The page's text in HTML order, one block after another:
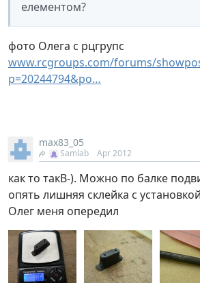
елементом?
фото Олега с рцгрупс
www.rcgroups.com/forums/
p=20244794&po…
max83_05
Samlab Apr 2012
как то такB-). Можно по балке
опять лишняя склейка с
Олег меня опередил